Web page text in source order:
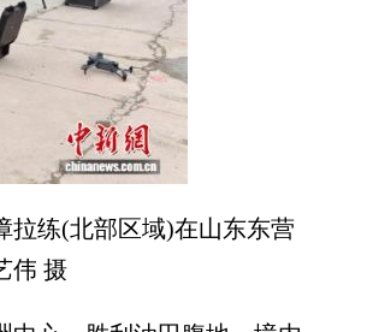
练(北部区域)在山东东营
伟 摄